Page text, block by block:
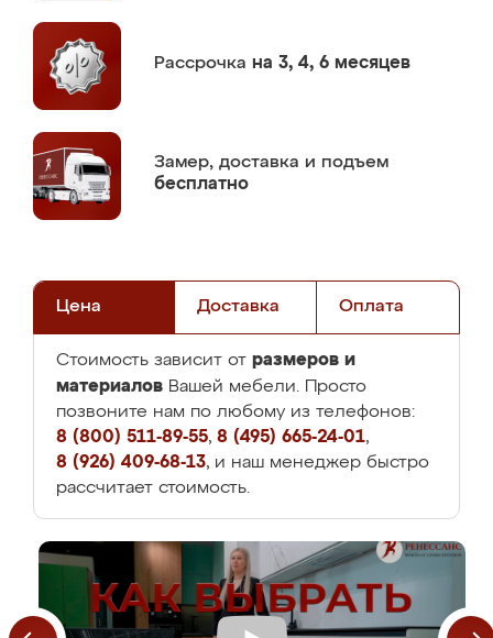
Рассрочка на 3, 4, 6 месяцев
Замер, доставка и подъем
бесплатно
Цена Доставка Оплата
Стоимость зависит от размеров и
материалов Вашей мебели. Просто
позвоните нам по любому из телефонов:
8 (800) 511-89-55, 8 (495) 665-24-01,
8 (926) 409-68-13, и наш менеджер быстро
рассчитает стоимость.